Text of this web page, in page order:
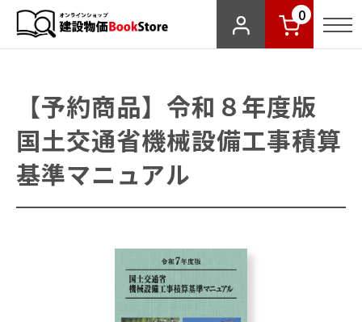
0
【予約商品】令和８年度版
国土交通省機械設備工事積算
基準マニュアル